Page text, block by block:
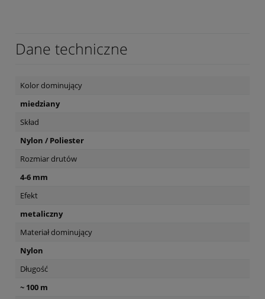
Dane techniczne
Kolor dominujący
miedziany
Skład
Nylon / Poliester
Rozmiar drutów
4-6 mm
Efekt
metaliczny
Materiał dominujący
Nylon
Długość
~ 100 m